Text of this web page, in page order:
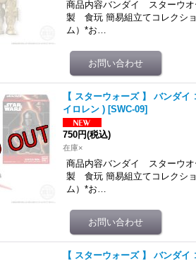
商品内容バンダイ スターウ
製 食玩 簡易組立てコレクシ
ム）*お…
【 スターウォーズ 】 バンダ
イロレン ) [SWC-09]
750円(税込)
在庫×
商品内容バンダイ スターウ
製 食玩 簡易組立てコレクシ
ム）*お…
【 スターウォーズ 】 バンダ